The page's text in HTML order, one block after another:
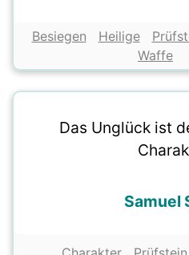
Besiegen Heilige
Waffe
Das Unglück ist
Samuel